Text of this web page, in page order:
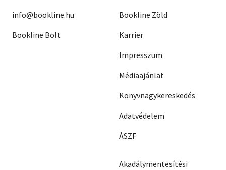
info@bookline.hu
Bookline Bolt
Bookline Zöld
Karrier
Impresszum
Médiaajánlat
Könyvnagykereskedés
Adatvédelem
ÁSZF
Akadálymentesítési